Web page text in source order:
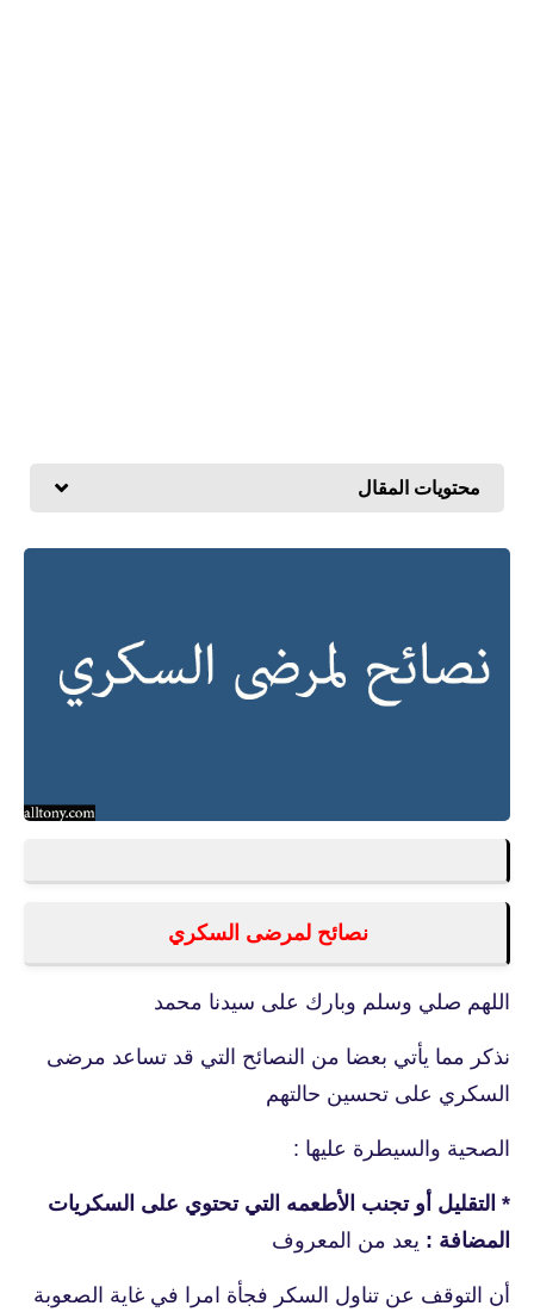
محتويات المقال
نصائح لمرضى السكري
اللهم صلي وسلم وبارك على سيدنا محمد
نذكر مما يأتي بعضا من النصائح التي قد تساعد مرضى
السكري على تحسين حالتهم
الصحية والسيطرة عليها :
* التقليل أو تجنب الأطعمه التي تحتوي على السكريات
المضافة : يعد من المعروف
أن التوقف عن تناول السكر فجأة امرا في غاية الصعوبة